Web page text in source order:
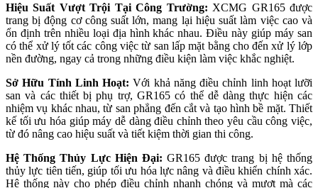
Hiệu Suất Vượt Trội Tại Công Trường: XCMG GR165 được
trang bị động cơ công suất lớn, mang lại hiệu suất làm việc cao và
ổn định trên nhiều loại địa hình khác nhau. Điều này giúp máy san
có thể xử lý tốt các công việc từ san lấp mặt bằng cho đến xử lý lớp
nền đường, ngay cả trong những điều kiện làm việc khắc nghiệt.
Sở Hữu Tính Linh Hoạt:Với khả năng điều chỉnh linh hoạt lưỡi
san và các thiết bị phụ trợ, GR165 có thể dễ dàng thực hiện các
nhiệm vụ khác nhau, từ san phẳng đến cắt và tạo hình bề mặt. Thiết
kế tối ưu hóa giúp máy dễ dàng điều chỉnh theo yêu cầu công việc,
từ đó nâng cao hiệu suất và tiết kiệm thời gian thi công.
Hệ Thống Thủy Lực Hiện Đại:GR165 được trang bị hệ thống
thủy lực tiên tiến, giúp tối ưu hóa lực nâng và điều khiển chính xác.
Hệ thống này cho phép điều chỉnh nhanh chóng và mượt mà các